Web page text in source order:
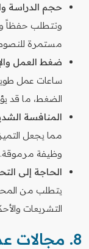
حجم الدراسة
وتتطلب حفظاً
مستمرة للنصوص
ضغط العمل
ساعات عمل
الضغط، ما قد
المنافسة
مما يجعل
وظيفة مرموقة.
الحاجة إلى
يتطلب من
التشريعات
8. مجالات عمل تخصص القانون